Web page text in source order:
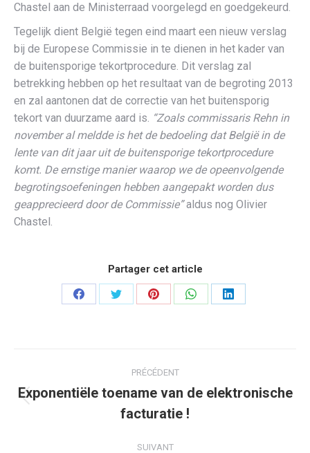
Chastel aan de Ministerraad voorgelegd en goedgekeurd.
Tegelijk dient België tegen eind maart een nieuw verslag
bij de Europese Commissie in te dienen in het kader van
de buitensporige tekortprocedure. Dit verslag zal
betrekking hebben op het resultaat van de begroting 2013
en zal aantonen dat de correctie van het buitensporig
tekort van duurzame aard is. “Zoals commissaris Rehn in
november al meldde is het de bedoeling dat België in de
lente van dit jaar uit de buitensporige tekortprocedure
komt. De ernstige manier waarop we de opeenvolgende
begrotingsoefeningen hebben aangepakt worden dus
geapprecieerd door de Commissie”aldus nog Olivier
Chastel.
Partager cet article
PartagerPartagerPartagerPartagerPartager
article
PRÉCÉDENT
précédent
Exponentiële toename van de elektronische
facturatie !
SUIVANT